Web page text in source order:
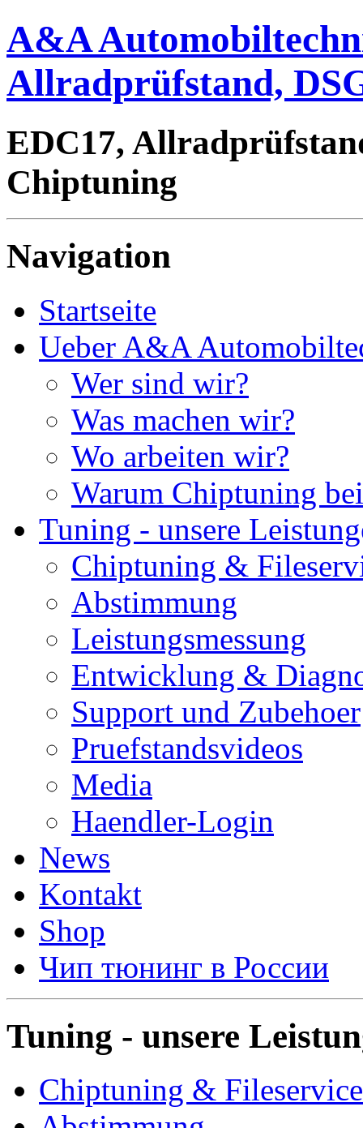
A&A
Allradprüfstand,
EDC17,
Chiptuning
Navigation
Startseite
Ueber A&A
Wer sind wir?
Was machen wir?
Wo arbeiten wir?
Warum Chiptuning
Tuning - unsere
Chiptuning &
Abstimmung
Leistungsmessung
Entwicklung &
Support und Zubehoer
Pruefstandsvideos
Media
Haendler-Login
News
Kontakt
Shop
Чип тюнинг в России
Tuning - unsere
Chiptuning & Fileservice